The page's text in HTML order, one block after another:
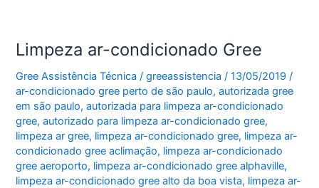
Limpeza ar-condicionado Gree
Gree Assistência Técnica /greeassistencia/13/05/2019/
ar-condicionado gree perto de são paulo,autorizada gree
em são paulo,autorizada para limpeza ar-condicionado
gree,autorizado para limpeza ar-condicionado gree,
limpeza ar gree, limpeza ar-condicionado gree, limpeza ar-
condicionado gree aclimação, limpeza ar-condicionado
gree aeroporto, limpeza ar-condicionado gree alphaville,
limpeza ar-condicionado gree alto da boa vista, limpeza ar-